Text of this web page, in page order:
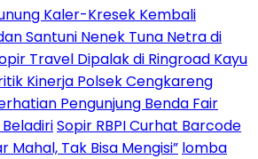
Kaler-Kresek Kembali
Santuni Nenek Tuna Netra di
Travel Dipalak di Ringroad Kayu
Kinerja Polsek Cengkareng
Pengunjung Benda Fair
Sopir RBPI Curhat Barcode
Mahal, Tak Bisa Mengisi” lomba